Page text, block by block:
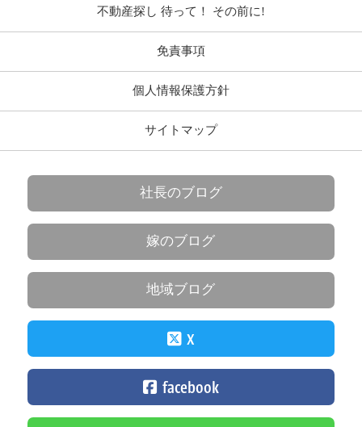
不動産探し 待って！ その前に!
免責事項
個人情報保護方針
サイトマップ
社長のブログ
嫁のブログ
地域ブログ
X
facebook